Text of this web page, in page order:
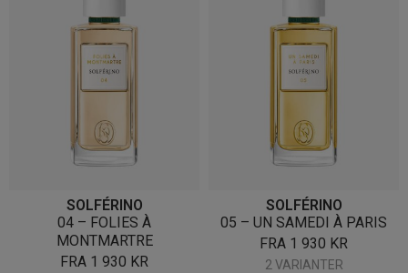
SOLFÉRINO
04 – FOLIES À
MONTMARTRE
FRA 1 930 KR
SOLFÉRINO
05 – UN SAMEDI À PARIS
FRA 1 930 KR
2 VARIANTER